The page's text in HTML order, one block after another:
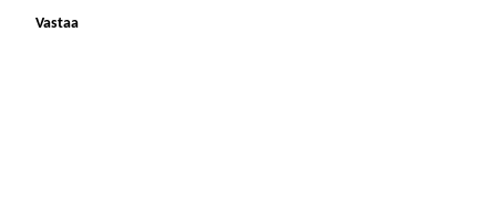
Vastaa